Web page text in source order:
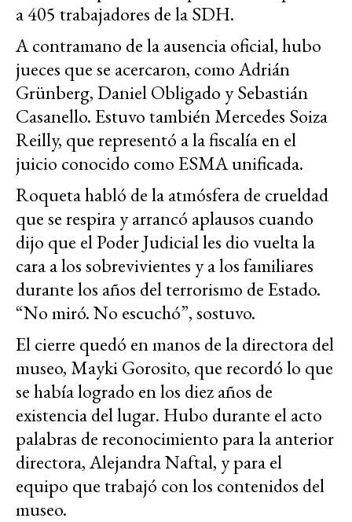
a 405 trabajadores de la SDH.
A contramano de la ausencia oficial, hubo
jueces que se acercaron, como Adrián
Grünberg, Daniel Obligado y Sebastián
Casanello. Estuvo también Mercedes Soiza
Reilly, que representó a la fiscalía en el
juicio conocido como ESMA unificada.
Roqueta habló de la atmósfera de crueldad
que se respira y arrancó aplausos cuando
dijo que el Poder Judicial les dio vuelta la
cara a los sobrevivientes y a los familiares
durante los años del terrorismo de Estado.
“No miró. No escuchó”, sostuvo.
El cierre quedó en manos de la directora del
museo, Mayki Gorosito, que recordó lo que
se había logrado en los diez años de
existencia del lugar. Hubo durante el acto
palabras de reconocimiento para la anterior
directora, Alejandra Naftal, y para el
equipo que trabajó con los contenidos del
museo.